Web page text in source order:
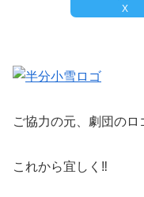
X
ご協力の元、劇団のロ
これから宜しく‼